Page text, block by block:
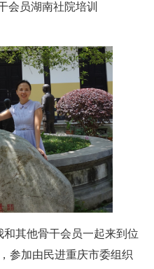
员湖南社院培训
和其他骨干会员一起来到位
参加由民进重庆市委组织